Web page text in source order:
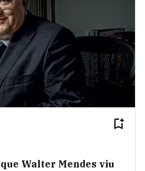
Walter Mendes viu